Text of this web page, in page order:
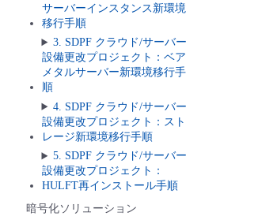
サーバーインスタンス新環境
移行手順
3. SDPF クラウド/サーバー
設備更改プロジェクト：ベア
メタルサーバー新環境移行手
順
4. SDPF クラウド/サーバー
設備更改プロジェクト：スト
レージ新環境移行手順
5. SDPF クラウド/サーバー
設備更改プロジェクト：
HULFT再インストール手順
暗号化ソリューション